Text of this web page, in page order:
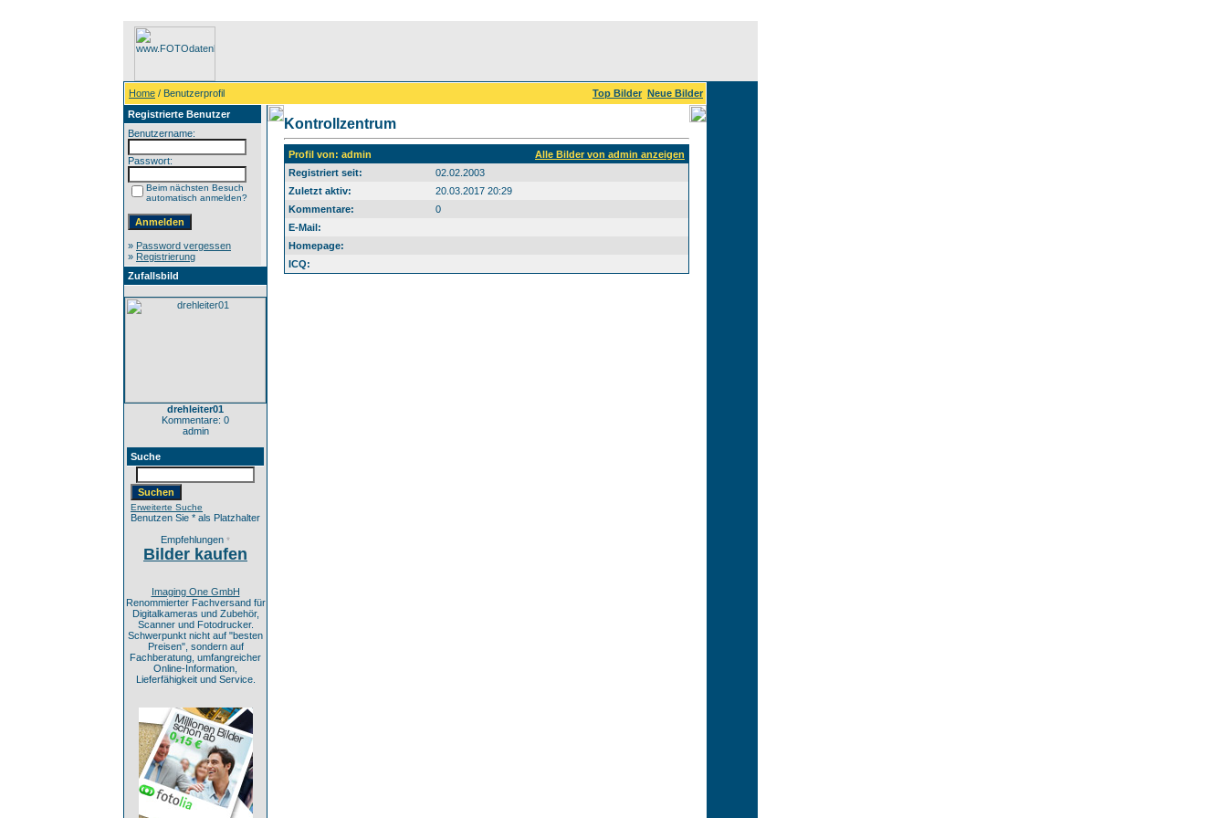
Home / Benutzerprofil Top Bilder Neue Bilder
Registrierte Benutzer
Benutzername:
Passwort:
Beim nächsten Besuch
automatisch anmelden?
» Password vergessen
» Registrierung
Zufallsbild
drehleiter01
Kommentare: 0
admin
Suche
Erweiterte Suche
Benutzen Sie * als Platzhalter
Empfehlungen *
Bilder kaufen
Imaging One GmbH
Renommierter Fachversand für
Digitalkameras und Zubehör,
Scanner und Fotodrucker.
Schwerpunkt nicht auf "besten
Preisen", sondern auf
Fachberatung, umfangreicher
Online-Information,
Lieferfähigkeit und Service.
Kontrollzentrum
Profil von: admin
Alle Bilder von admin anzeigen
Registriert seit:
02.02.2003
Zuletzt aktiv:
20.03.2017 20:29
Kommentare:
0
E-Mail:
Homepage:
ICQ: